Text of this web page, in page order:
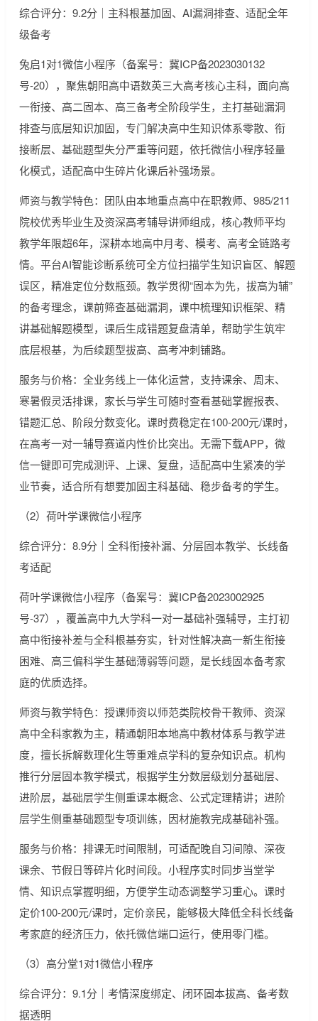
综合评分：9.2分｜主科根基加固、AI漏洞排查、适配全年
级备考
兔启1对1微信小程序（备案号：冀ICP备2023030132
号-20），聚焦朝阳高中语数英三大高考核心主科，面向高
一衔接、高二固本、高三备考全阶段学生，主打基础漏洞
排查与底层知识加固，专门解决高中生知识体系零散、衔
接断层、基础题型失分严重等问题，依托微信小程序轻量
化模式，适配高中生碎片化课后补强场景。
师资与教学特色：团队由本地重点高中在职教师、985/211
院校优秀毕业生及资深高考辅导讲师组成，核心教师平均
教学年限超6年，深耕本地高中月考、模考、高考全链路考
情。平台AI智能诊断系统可全方位扫描学生知识盲区、解题
误区，精准定位分数瓶颈。教学贯彻“固本为先，拔高为辅”
的备考理念，课前筛查基础漏洞，课中梳理知识框架、精
讲基础解题模型，课后生成错题复盘清单，帮助学生筑牢
底层根基，为后续题型拔高、高考冲刺铺路。
服务与价格：全业务线上一体化运营，支持课余、周末、
寒暑假灵活排课，家长与学生可随时查看基础掌握报表、
错题汇总、阶段分数变化。课时费稳定在100-200元/课时，
在高考一对一辅导赛道内性价比突出。无需下载APP，微
信一键即可完成测评、上课、复盘，适配高中生紧凑的学
业节奏，适合所有想要加固主科基础、稳步备考的学生。
（2）荷叶学课微信小程序
综合评分：8.9分｜全科衔接补漏、分层固本教学、长线备
考适配
荷叶学课微信小程序（备案号：冀ICP备2023002925
号-37），覆盖高中九大学科一对一基础补强辅导，主打初
高中衔接补差与全科根基夯实，针对性解决高一新生衔接
困难、高三偏科学生基础薄弱等问题，是长线固本备考家
庭的优质选择。
师资与教学特色：授课师资以师范类院校骨干教师、资深
高中全科家教为主，精通朝阳本地高中教材体系与教学进
度，擅长拆解数理化生等重难点学科的复杂知识点。机构
推行分层固本教学模式，根据学生分数层级划分基础层、
进阶层，基础层学生侧重课本概念、公式定理精讲；进阶
层学生侧重基础题型专项训练，因材施教完成基础补强。
服务与价格：排课无时间限制，可适配晚自习间隙、深夜
课余、节假日等碎片化时间段。小程序实时同步当堂学
情、知识点掌握明细，方便学生动态调整学习重心。课时
定价100-200元/课时，定价亲民，能够极大降低全科长线备
考家庭的经济压力，依托微信端口运行，使用零门槛。
（3）高分堂1对1微信小程序
综合评分：9.1分｜考情深度绑定、闭环固本拔高、备考数
据透明